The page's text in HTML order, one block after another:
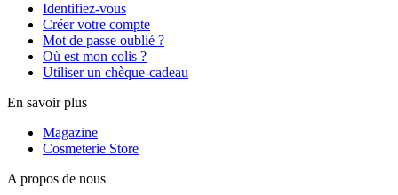
Identifiez-vous
Créer votre compte
Mot de passe oublié ?
Où est mon colis ?
Utiliser un chèque-cadeau
En savoir plus
Magazine
Cosmeterie Store
A propos de nous